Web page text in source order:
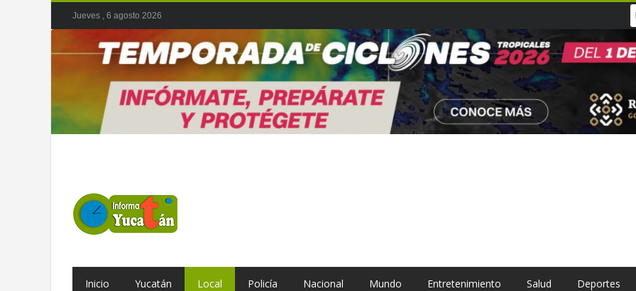
Jueves , 6 agosto 2026
Inicio Yucatán Local Policía Nacional Mundo Entretenimiento Salud Deportes